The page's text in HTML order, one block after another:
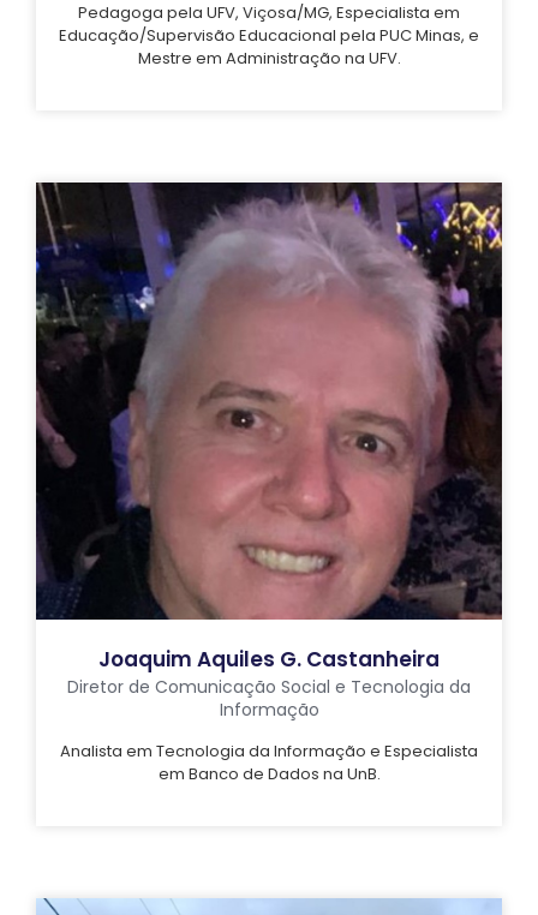
Pedagoga pela UFV, Viçosa/MG, Especialista em
Educação/Supervisão Educacional pela PUC Minas, e
Mestre em Administração na UFV.
Joaquim Aquiles G. Castanheira
Diretor de Comunicação Social e Tecnologia da
Informação
Analista em Tecnologia da Informação e Especialista
em Banco de Dados na UnB.